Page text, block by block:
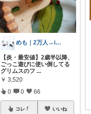
めも｜2万人→ig@memolip_
【炎・最安値】2歳半以降、
ごっこ遊びに使い倒してる
グリムスのフ ...
￥ 3,520
0 0 66
コレ いいね